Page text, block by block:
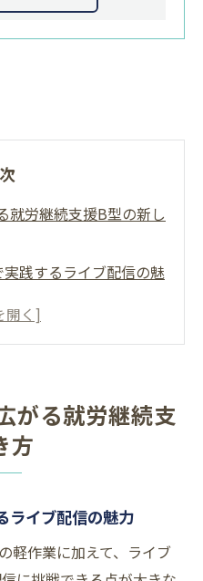
就労継続支援B型の新し
践するライブ配信の魅
る新しい働き方の可能
B型が選ばれる理由
る就労継続支援B型の
労継続支援B型の工夫
B型のライブ配信スキ
がる就労継続支
方
ライブ配信の魅力
軽作業に加えて、ライブ